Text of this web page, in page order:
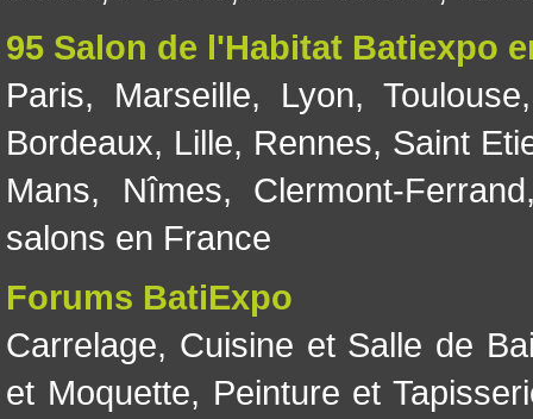
95 Salon de l'Habitat Batiexpo
Paris, Marseille, Lyon, Toulouse
Bordeaux, Lille, Rennes, Saint
Mans, Nîmes, Clermont-Ferrand
salons en France
Forums BatiExpo
Carrelage, Cuisine et Salle de
et Moquette, Peinture et